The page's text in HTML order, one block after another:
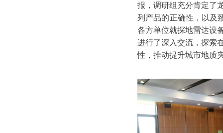
报，调研组充分肯定了
列产品的正确性，以及
各方单位就探地雷达设
进行了深入交流，探索
性，推动提升城市地质